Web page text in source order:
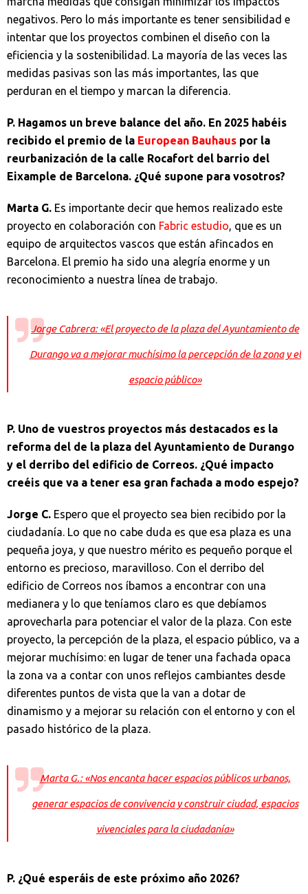
negativos. Pero lo más importante es tener sensibilidad e
intentar que los proyectos combinen el diseño con la
eficiencia y la sostenibilidad. La mayoría de las veces las
medidas pasivas son las más importantes, las que
perduran en el tiempo y marcan la diferencia.
P. Hagamos un breve balance del año. En 2025 habéis
recibido el premio de la European Bauhaus por la
reurbanización de la calle Rocafort del barrio del
Eixample de Barcelona. ¿Qué supone para vosotros?
Marta G. Es importante decir que hemos realizado este
proyecto en colaboración con Fabric estudio, que es un
equipo de arquitectos vascos que están afincados en
Barcelona. El premio ha sido una alegría enorme y un
reconocimiento a nuestra línea de trabajo.
Jorge Cabrera: «El proyecto de la plaza del Ayuntamiento de
Durango va a mejorar muchísimo la percepción de la zona y el
espacio público»
P. Uno de vuestros proyectos más destacados es la
reforma del de la plaza del Ayuntamiento de Durango
y el derribo del edificio de Correos. ¿Qué impacto
creéis que va a tener esa gran fachada a modo espejo?
Jorge C. Espero que el proyecto sea bien recibido por la
ciudadanía. Lo que no cabe duda es que esa plaza es una
pequeña joya, y que nuestro mérito es pequeño porque el
entorno es precioso, maravilloso. Con el derribo del
edificio de Correos nos íbamos a encontrar con una
medianera y lo que teníamos claro es que debíamos
aprovecharla para potenciar el valor de la plaza. Con este
proyecto, la percepción de la plaza, el espacio público, va a
mejorar muchísimo: en lugar de tener una fachada opaca
la zona va a contar con unos reflejos cambiantes desde
diferentes puntos de vista que la van a dotar de
dinamismo y a mejorar su relación con el entorno y con el
pasado histórico de la plaza.
Marta G.: «Nos encanta hacer espacios públicos urbanos,
generar espacios de convivencia y construir ciudad, espacios
vivenciales para la ciudadanía»
P. ¿Qué esperáis de este próximo año 2026?